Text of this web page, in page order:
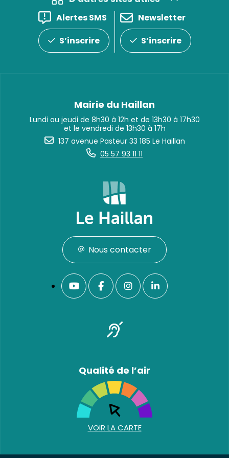
Alertes SMS
S’inscrire
Newsletter
S’inscrire
Mairie du Haillan
Lundi au jeudi de 8h30 à 12h et de 13h30 à 17h30
et le vendredi de 13h30 à 17h
137 avenue Pasteur 33 185 Le Haillan
05 57 93 11 11
Nous contacter
Qualité de l’air
VOIR LA CARTE